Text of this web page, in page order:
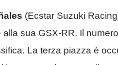
(Ecstar Suzuki
sua GSX-RR. Il
La terza piazza è